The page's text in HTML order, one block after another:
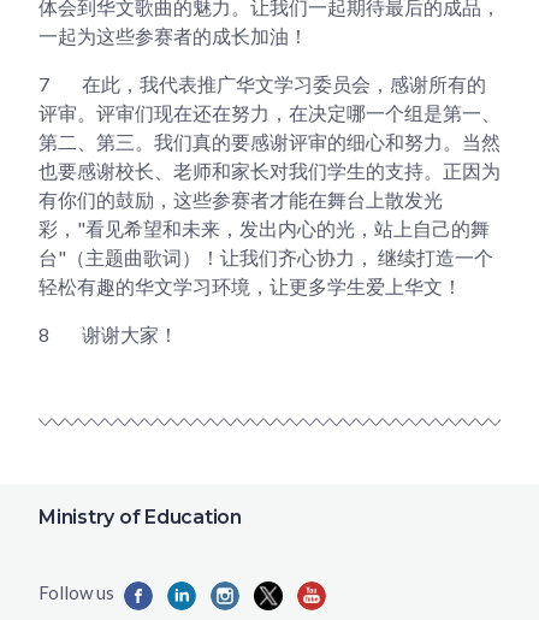
体会到华文歌曲的魅力。让我们一起期待最后的成品，
一起为这些参赛者的成长加油！
7
在此，我代表推广华文学习委员会，感谢所有的
评审。评审们现在还在努力，在决定哪一个组是第一、
第二、第三。我们真的要感谢评审的细心和努力。当然
也要感谢校长、老师和家长对我们学生的支持。正因为
有你们的鼓励，这些参赛者才能在舞台上散发光
彩，"看见希望和未来，发出内心的光，站上自己的舞
台"（主题曲歌词）！让我们齐心协力， 继续打造一个
轻松有趣的华文学习环境，让更多学生爱上华文！
8 谢谢大家！
Ministry of Education